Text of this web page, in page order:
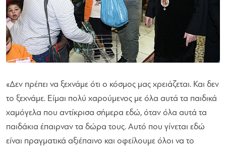
«Δεν πρέπει να ξεχνάμε ότι ο κόσμος μας χρειάζεται. Και δεν
το ξεχνάμε. Είμαι πολύ χαρούμενος με όλα αυτά τα παιδικά
χαμόγελα που αντίκρισα σήμερα εδώ, όταν όλα αυτά τα
παιδάκια έπαιρναν τα δώρα τους. Αυτό που γίνεται εδώ
είναι πραγματικά αξιέπαινο και οφείλουμε όλοι να το